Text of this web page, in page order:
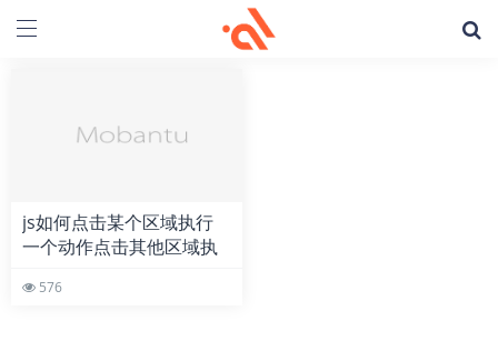
js如何点击某个区域执行
一个动作点击其他区域执
576